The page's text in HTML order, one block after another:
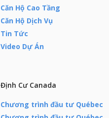
Căn Hộ Cao Tầng
Căn Hộ Dịch Vụ
Tin Tức
Video Dự Án
Định Cư Canada
Chương trình đầu tư Québec